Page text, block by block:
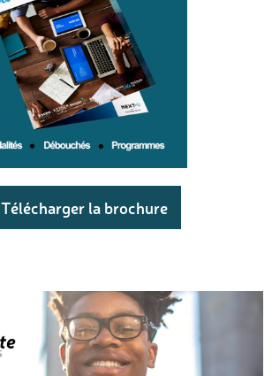
Télécharger la brochure